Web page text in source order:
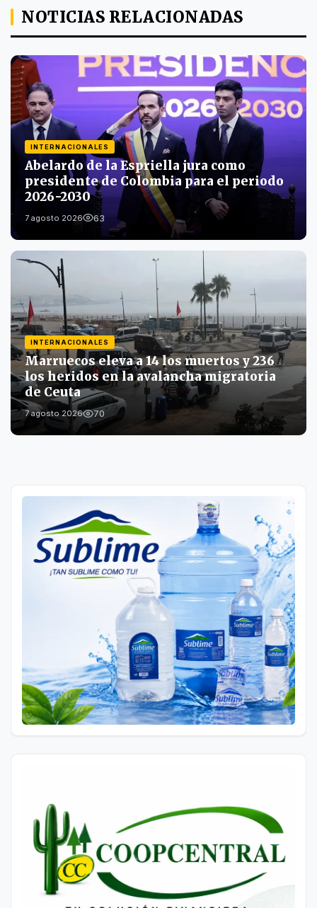
NOTICIAS RELACIONADAS
INTERNACIONALES
Abelardo de la Espriella jura como
presidente de Colombia para el periodo
2026-2030
7 agosto 2026 63
INTERNACIONALES
Marruecos eleva a 14 los muertos y 236
los heridos en la avalancha migratoria
de Ceuta
7 agosto 2026 70